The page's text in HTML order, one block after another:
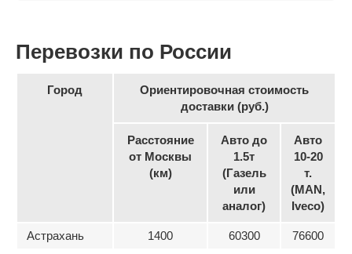
Перевозки по России
Город
Ориентировочная стоимость
доставки (руб.)
Расстояние
от Москвы
(км)
Авто до
1.5т
(Газель
или
аналог)
Авто
10-20
т.
(MAN,
Iveco)
Астрахань 1400 60300
76600